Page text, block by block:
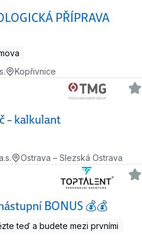
PŘÍPRAVA
Kopřivnice
– kalkulant
Ostrava – Slezská Ostrava
BONUS 💰💰
teď a budete mezi prvními